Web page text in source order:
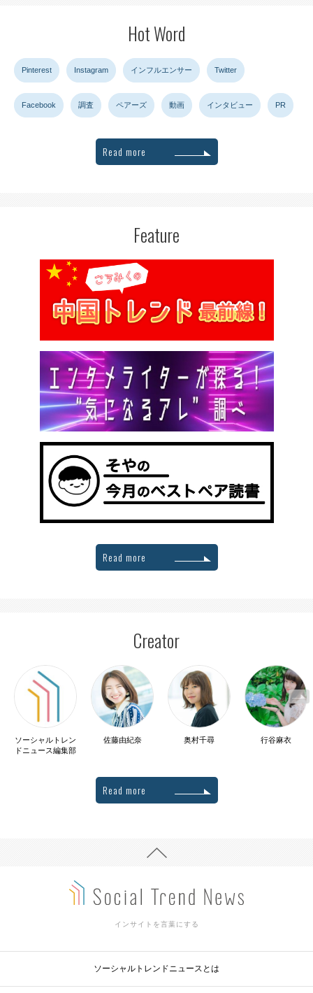
Hot Word
Pinterest Instagram インフルエンサー Twitter
Facebook 調査 ペアーズ 動画 インタビュー PR
Read more
Feature
Read more
Creator
ソーシャルトレン
ドニュース編集部
佐藤由紀奈 奥村千尋 行谷麻衣
Read more
インサイトを言葉にする
ソーシャルトレンドニュースとは